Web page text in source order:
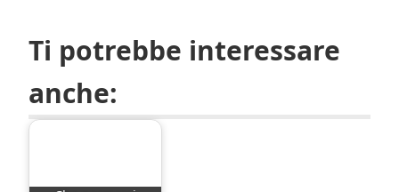
Ti potrebbe interessare
anche: